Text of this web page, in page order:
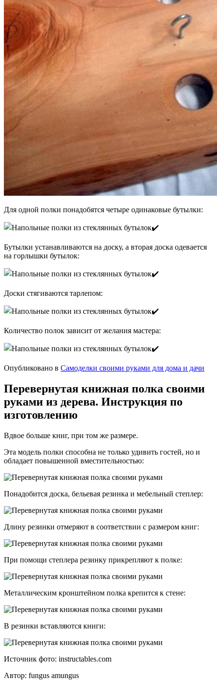
Для одной полки понадобятся четыре одинаковые бутылки:
Бутылки устанавливаются на доску, а вторая доска одевается
на горлышки бутылок:
Доски стягиваются тарлепом:
Количество полок зависит от желания мастера:
Опубликовано в Самоделки своими руками для дома и дачи
Перевернутая книжная полка своими
руками из дерева. Инструкция по
изготовлению
Вдвое больше книг, при том же размере.
Эта модель полки способна не только удивить гостей, но и
обладает повышенной вместительностью:
Понадобится доска, бельевая резинка и мебельный степлер:
Длину резинки отмеряют в соответствии с размером книг:
При помощи степлера резинку прикрепляют к полке:
Металлическим кронштейном полка крепится к стене:
В резинки вставляются книги:
Источник фото: instructables.com
Автор: fungus amungus